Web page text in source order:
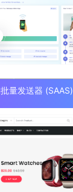
量发送器 (SAAS)